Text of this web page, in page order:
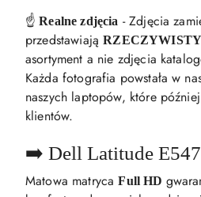
☝️ Realne zdjęcia - Zdjęcia
przedstawiająRZECZYWISTY
asortyment a nie zdjęcia
Każda fotografia powstała w
naszych laptopów, które
klientów.
➡️ Dell Latitude
Matowa matrycaFull HD